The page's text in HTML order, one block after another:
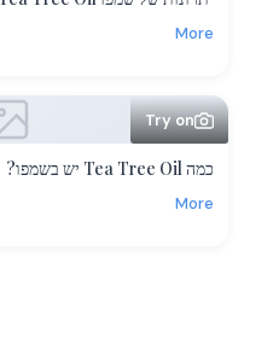
More
Try on
כמה Tea Tree Oil יש בשמפו?
More